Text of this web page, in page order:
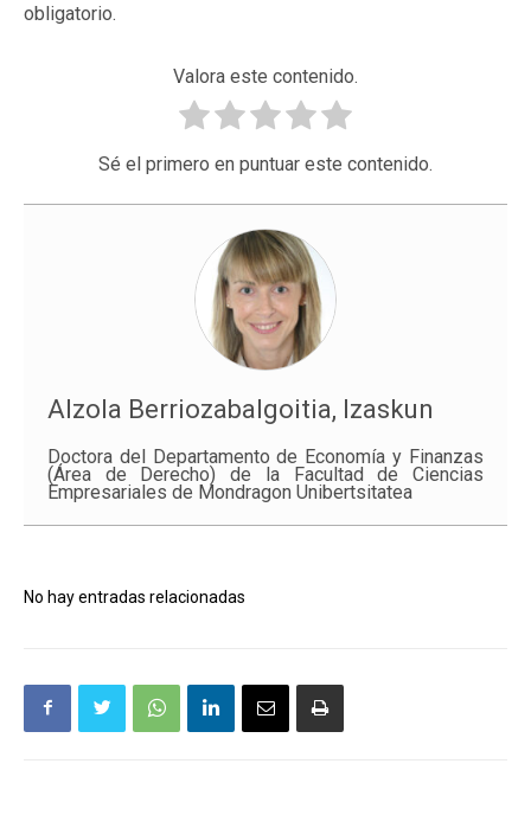
obligatorio.
Valora este contenido.
Sé el primero en puntuar este contenido.
Alzola Berriozabalgoitia, Izaskun
Doctora del Departamento de Economía y Finanzas
(Área de Derecho) de la Facultad de Ciencias
Empresariales de Mondragon Unibertsitatea
No hay entradas relacionadas